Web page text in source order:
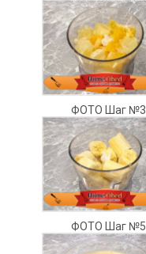
ФОТО Шаг №3.
ФОТО Шаг №5.